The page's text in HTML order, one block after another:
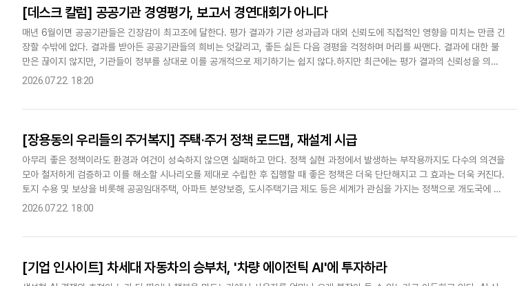
[데스크 칼럼] 공공기관 경영평가, 보고서 경연대회가 아니다
매년 6월이면 공공기관들은 긴장감이 최고조에 달한다. 평가 결과가 기관 성과급과 대외 신뢰도에 직접적인 영향을 미치는 만큼 긴
장할 수밖에 없다. 결과를 받아든 공공기관들의 희비는 엇갈리고, 좋든 싫든 다음 경평을 걱정하며 머리를 싸맨다. 결과에 대한 불
만은 끊이지 않지만, 기관들이 정부를 상대로 이를 공개적으로 제기하기는 쉽지 않다.하지만 최근에는 평가 결과의 신뢰성을 의심
하는 목소리도 커지고 있다. 이는 평가제도를 근본적으로 손봐야 한다는..
2026.07.22. 18:20
[장용동의 우리들의 주거복지] 주택·주거 정책 로드맵, 재설계 시급
아무리 좋은 정책이라도 환경과 여건이 성숙하지 않으면 실패하고 만다. 정책 실현 과정에서 발생하는 부작용까지도 다수의 의견을
모아 철저하게 검증하고 이를 해소할 시나리오를 제대로 수립한 후 집행할 때 좋은 정책은 더욱 단단해지고 그 효과는 더욱 커진다.
토지 수용 및 보상을 비롯해 공공임대주택, 아파트 분양보증, 도시주택기금 제도 등은 세계가 관심을 가지는 정책으로 개도국에 수
출까지 하는 명품 부동산 관련 정책이다. 대의적인 큰 명분을 가진 정..
2026.07.22. 18:00
[기업 인사이트] 차세대 자동차의 승부처, '차량 에이전틱 AI'에 투자하라